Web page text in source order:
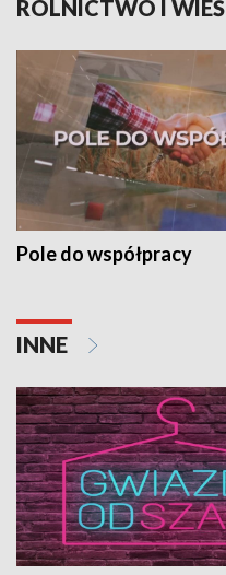
ROLNICTWO I WIEŚ
Pole do współpracy
INNE